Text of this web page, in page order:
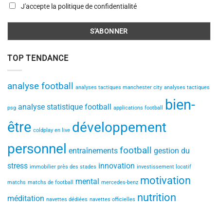
J'accepte la politique de confidentialité
TOP TENDANCE
analyse football analyses tactiques manchester city analyses tactiques
psg analyse statistique football applications football
bien-
être coldplay en live développement
personnel entraînements football gestion du
stress immobilier près des stades innovation investissement locatif
matchs matchs de football mental mercedes-benz motivation
méditation navettes dédiées navettes officielles nutrition